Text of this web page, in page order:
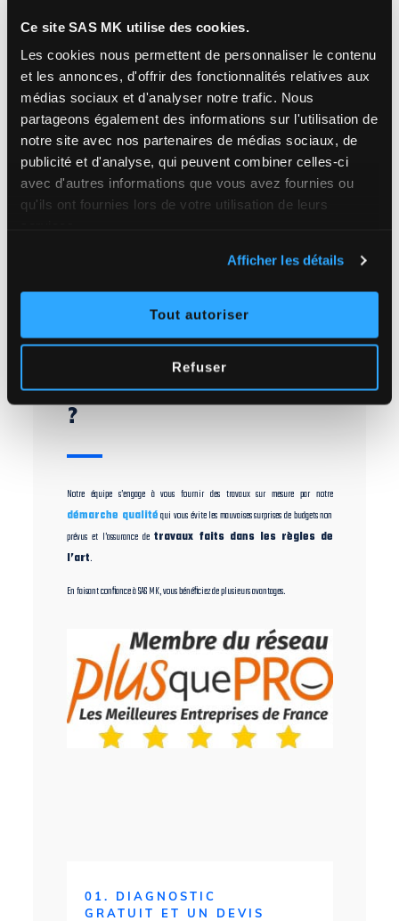
Ce site SAS MK utilise des cookies.
Les cookies nous permettent de personnaliser le contenu
et les annonces, d'offrir des fonctionnalités relatives aux
médias sociaux et d'analyser notre trafic. Nous
partageons également des informations sur l'utilisation de
notre site avec nos partenaires de médias sociaux, de
publicité et d'analyse, qui peuvent combiner celles-ci
avec d'autres informations que vous avez fournies ou
qu'ils ont fournies lors de votre utilisation de leurs
Afficher les détails
Tout autoriser
Refuser
7 000
MÈTRES LINÉAIRES DE GOUTTIÈRES POSÉES /
8 000
Pourquoichoisir SAS MK
?
Notre équipe s’engage à vous fournir des travaux sur mesure par notre
démarche qualitéqui vous évite les mauvaises surprises de budgets non
prévus et l’assurance detravaux faits dans les règles de
l’art.
En faisant confiance à SAS MK, vous bénéficiez de plusieurs avantages.
01. DIAGNOSTIC
GRATUIT ET UN DEVIS